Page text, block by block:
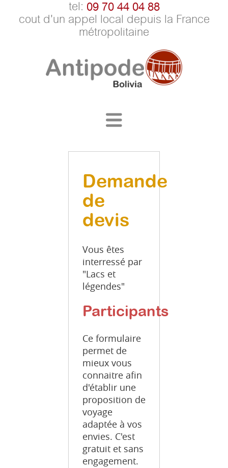
tel: 09 70 44 04 88
cout d'un appel local depuis la France
métropolitaine
Demande
de
devis
Vous êtes
interressé par
"Lacs et
légendes"
Participants
Ce formulaire
permet de
mieux vous
connaitre afin
d'établir une
proposition de
voyage
adaptée à vos
envies. C'est
gratuit et sans
engagement.